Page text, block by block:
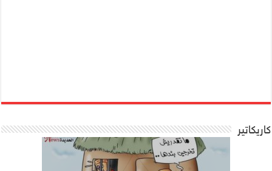
كاريكاتير